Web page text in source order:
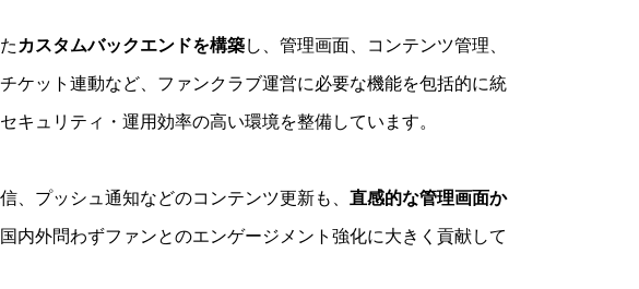
カスタムバックエンドを構築し、管理画面、コンテンツ管理、
ケット連動など、ファンクラブ運営に必要な機能を包括的に統
ュリティ・運用効率の高い環境を整備しています。
プッシュ通知などのコンテンツ更新も、 直感的な管理画面か
内外問わずファンとのエンゲージメント強化に大きく貢献して